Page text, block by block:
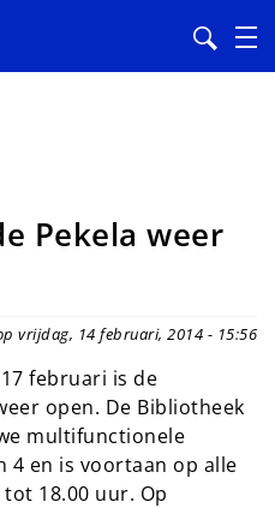
Pekela weer
vrijdag, 14 februari, 2014 - 15:56
februari is de
open. De Bibliotheek
multifunctionele
4 en is voortaan op alle
18.00 uur. Op